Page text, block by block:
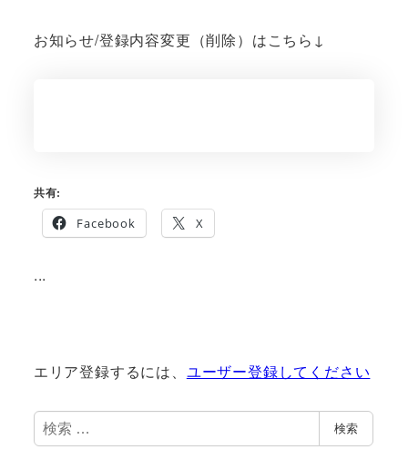
お知らせ/登録内容変更（削除）はこちら↓
共有:
Facebook
X
...
エリア登録するには、 ユーザー登録してください
検
索
検索